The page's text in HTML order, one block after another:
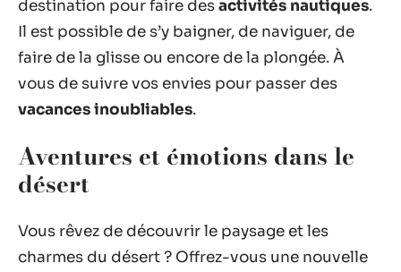
destination pour faire desactivités nautiques.
Il est possible de s’y baigner, de naviguer, de
faire de la glisse ou encore de la plongée. À
vous de suivre vos envies pour passer des
vacances inoubliables.
Aventures et émotions dans le
désert
Vous rêvez de découvrir le paysage et les
charmes du désert ? Offrez-vous une nouvelle